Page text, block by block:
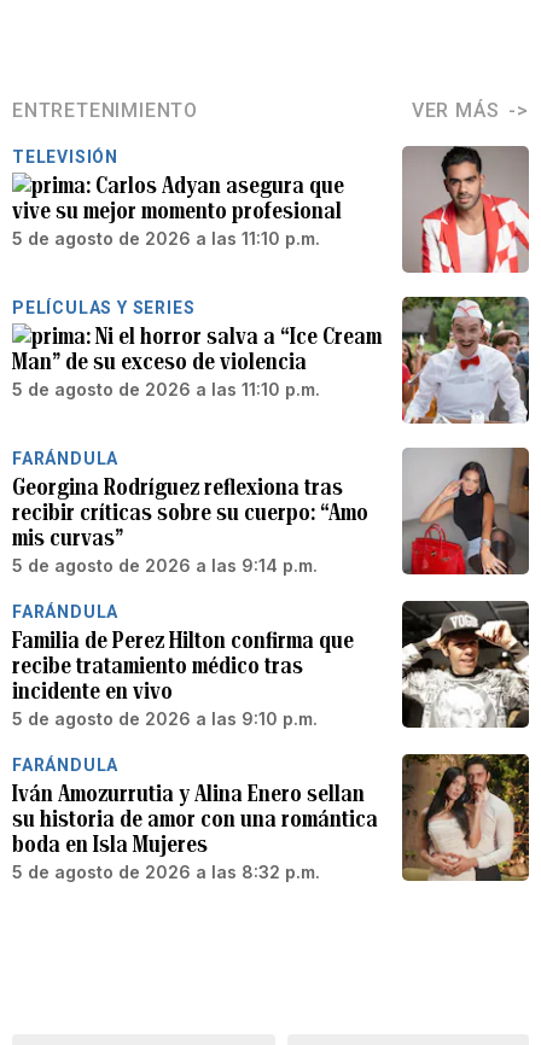
ENTRETENIMIENTO VER MÁS
TELEVISIÓN
Carlos Adyan asegura que
vive su mejor momento profesional
5 de agosto de 2026 a las 11:10 p.m.
PELÍCULAS Y SERIES
Ni el horror salva a “Ice Cream
Man” de su exceso de violencia
5 de agosto de 2026 a las 11:10 p.m.
FARÁNDULA
Georgina Rodríguez reflexiona tras
recibir críticas sobre su cuerpo: “Amo
mis curvas”
5 de agosto de 2026 a las 9:14 p.m.
FARÁNDULA
Familia de Perez Hilton confirma que
recibe tratamiento médico tras
incidente en vivo
5 de agosto de 2026 a las 9:10 p.m.
FARÁNDULA
Iván Amozurrutia y Alina Enero sellan
su historia de amor con una romántica
boda en Isla Mujeres
5 de agosto de 2026 a las 8:32 p.m.